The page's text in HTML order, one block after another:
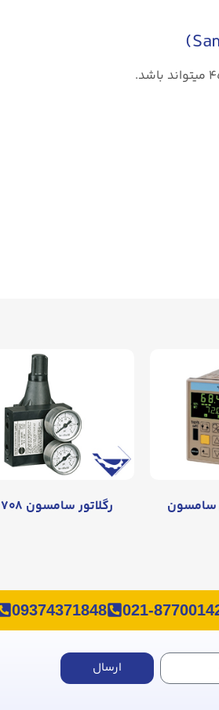
سامسون رگلاتور سامسون ۴۷۰۸
021-
09374371848
ارسال